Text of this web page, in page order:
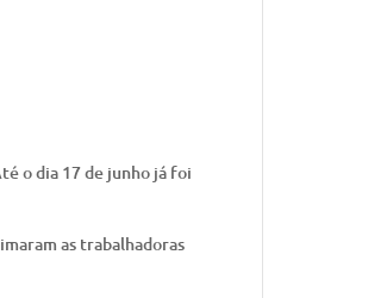
o dia 17 de junho já foi
as trabalhadoras